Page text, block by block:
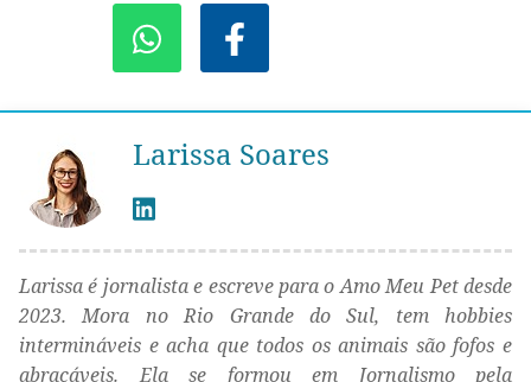
Larissa Soares
Larissa é jornalista e escreve para o Amo Meu Pet desde
2023. Mora no Rio Grande do Sul, tem hobbies
intermináveis e acha que todos os animais são fofos e
abraçáveis. Ela se formou em Jornalismo pela